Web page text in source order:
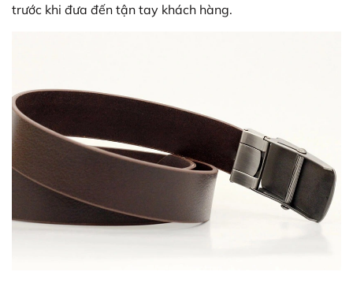
trước khi đưa đến tận tay khách hàng.